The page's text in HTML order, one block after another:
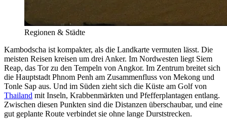
Regionen & Städte
Kambodscha ist kompakter, als die Landkarte vermuten lässt. Die
meisten Reisen kreisen um drei Anker. Im Nordwesten liegt Siem
Reap, das Tor zu den Tempeln von Angkor. Im Zentrum breitet sich
die Hauptstadt Phnom Penh am Zusammenfluss von Mekong und
Tonle Sap aus. Und im Süden zieht sich die Küste am Golf von
Thailand mit Inseln, Krabbenmärkten und Pfefferplantagen entlang.
Zwischen diesen Punkten sind die Distanzen überschaubar, und eine
gut geplante Route verbindet sie ohne lange Durststrecken.